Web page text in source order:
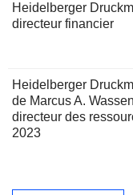
Heidelberger
directeur financier
Heidelberger
de Marcus A.
directeur des
2023